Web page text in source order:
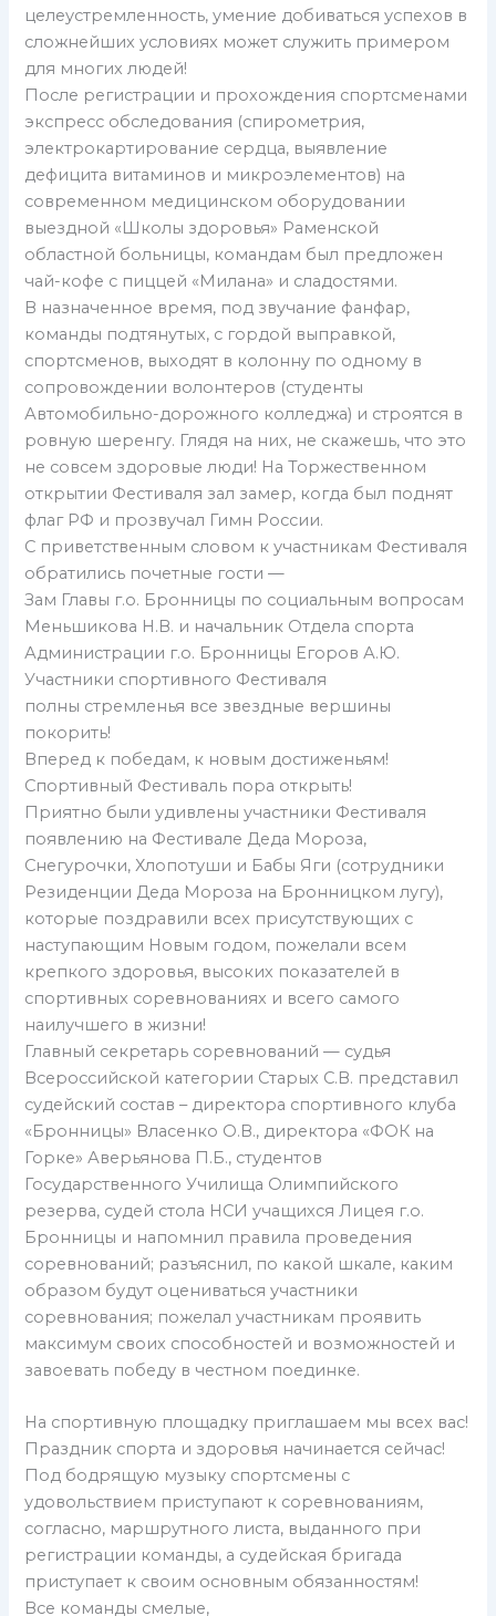
целеустремленность, умение добиваться успехов в
сложнейших условиях может служить примером
для многих людей!
После регистрации и прохождения спортсменами
экспресс обследования (спирометрия,
электрокартирование сердца, выявление
дефицита витаминов и микроэлементов) на
современном медицинском оборудовании
выездной «Школы здоровья» Раменской
областной больницы, командам был предложен
чай-кофе с пиццей «Милана» и сладостями.
В назначенное время, под звучание фанфар,
команды подтянутых, с гордой выправкой,
спортсменов, выходят в колонну по одному в
сопровождении волонтеров (студенты
Автомобильно-дорожного колледжа) и строятся в
ровную шеренгу. Глядя на них, не скажешь, что это
не совсем здоровые люди! На Торжественном
открытии Фестиваля зал замер, когда был поднят
флаг РФ и прозвучал Гимн России.
С приветственным словом к участникам Фестиваля
обратились почетные гости —
Зам Главы г.о. Бронницы по социальным вопросам
Меньшикова Н.В. и начальник Отдела спорта
Администрации г.о. Бронницы Егоров А.Ю.
Участники спортивного Фестиваля
полны стремленья все звездные вершины
покорить!
Вперед к победам, к новым достиженьям!
Спортивный Фестиваль пора открыть!
Приятно были удивлены участники Фестиваля
появлению на Фестивале Деда Мороза,
Снегурочки, Хлопотуши и Бабы Яги (сотрудники
Резиденции Деда Мороза на Бронницком лугу),
которые поздравили всех присутствующих с
наступающим Новым годом, пожелали всем
крепкого здоровья, высоких показателей в
спортивных соревнованиях и всего самого
наилучшего в жизни!
Главный секретарь соревнований — судья
Всероссийской категории Старых С.В. представил
судейский состав – директора спортивного клуба
«Бронницы» Власенко О.В., директора «ФОК на
Горке» Аверьянова П.Б., студентов
Государственного Училища Олимпийского
резерва, судей стола НСИ учащихся Лицея г.о.
Бронницы и напомнил правила проведения
соревнований; разъяснил, по какой шкале, каким
образом будут оцениваться участники
соревнования; пожелал участникам проявить
максимум своих способностей и возможностей и
завоевать победу в честном поединке.
На спортивную площадку приглашаем мы всех вас!
Праздник спорта и здоровья начинается сейчас!
Под бодрящую музыку спортсмены с
удовольствием приступают к соревнованиям,
согласно, маршрутного листа, выданного при
регистрации команды, а судейская бригада
приступает к своим основным обязанностям!
Все команды смелые,